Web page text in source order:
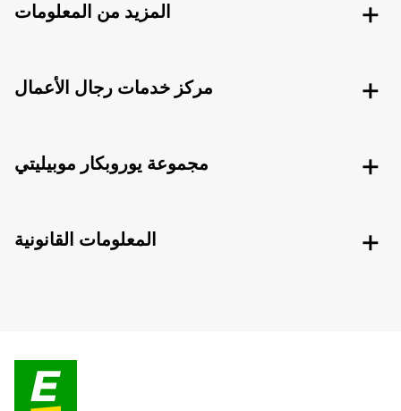
المزيد من المعلومات
مركز خدمات رجال الأعمال
مجموعة يوروبكار موبيليتي
المعلومات القانونية